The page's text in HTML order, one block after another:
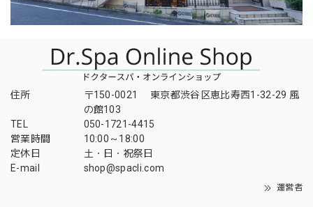
住所
〒150-0021 東京都渋谷区恵比寿西1-32-29 風
の館103
TEL
050-1721-4415
営業時間
10:00～18:00
定休日
土・日・祝祭日
E-mail
shop@spacli.com
運営者